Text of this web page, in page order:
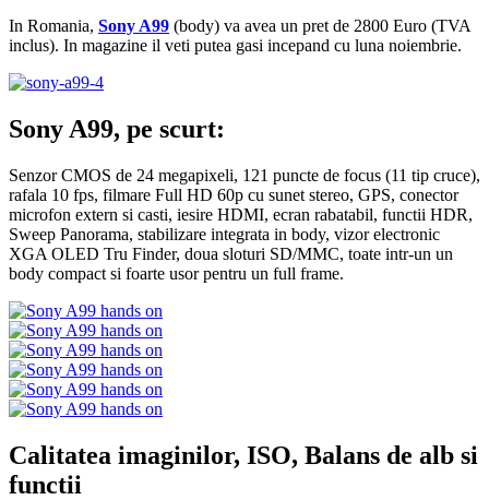
In Romania, Sony A99 (body) va avea un pret de 2800 Euro (TVA
inclus). In magazine il veti putea gasi incepand cu luna noiembrie.
Sony A99, pe scurt:
Senzor CMOS de 24 megapixeli, 121 puncte de focus (11 tip cruce),
rafala 10 fps, filmare Full HD 60p cu sunet stereo, GPS, conector
microfon extern si casti, iesire HDMI, ecran rabatabil, functii HDR,
Sweep Panorama, stabilizare integrata in body, vizor electronic
XGA OLED Tru Finder, doua sloturi SD/MMC, toate intr-un un
body compact si foarte usor pentru un full frame.
Calitatea imaginilor, ISO, Balans de alb si
functii